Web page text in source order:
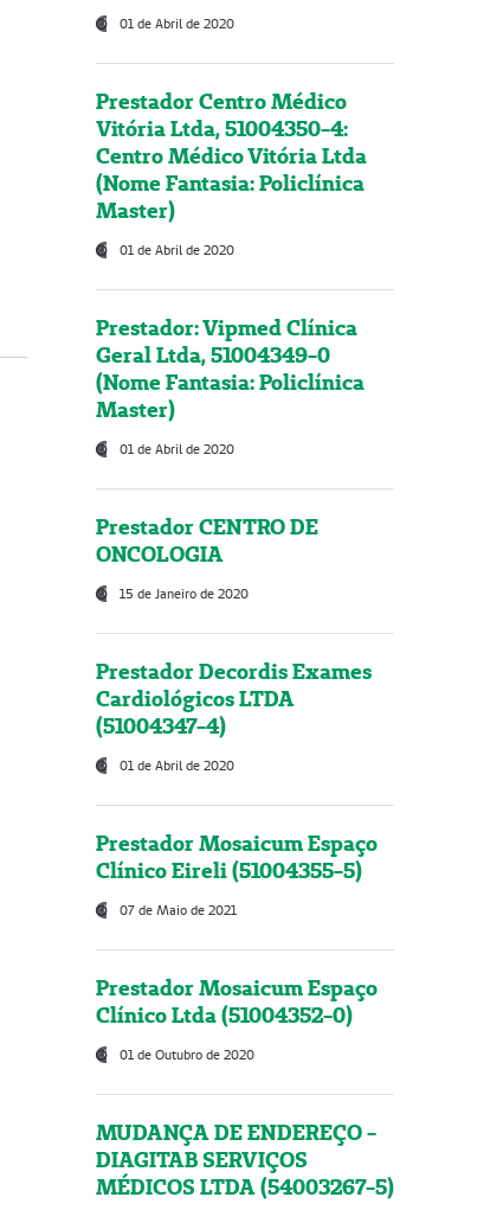
01 de Abril de 2020
Prestador Centro Médico
Vitória Ltda, 51004350-4:
Centro Médico Vitória Ltda
(Nome Fantasia: Policlínica
Master)
01 de Abril de 2020
Prestador: Vipmed Clínica
Geral Ltda, 51004349-0
(Nome Fantasia: Policlínica
Master)
01 de Abril de 2020
Prestador CENTRO DE
ONCOLOGIA
15 de Janeiro de 2020
Prestador Decordis Exames
Cardiológicos LTDA
(51004347-4)
01 de Abril de 2020
Prestador Mosaicum Espaço
Clínico Eireli (51004355-5)
07 de Maio de 2021
Prestador Mosaicum Espaço
Clínico Ltda (51004352-0)
01 de Outubro de 2020
MUDANÇA DE ENDEREÇO -
DIAGITAB SERVIÇOS
MÉDICOS LTDA (54003267-5)